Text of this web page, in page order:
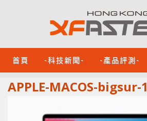
首頁 -科技新聞- -產品評測-
APPLE-MACOS-bigsur-1